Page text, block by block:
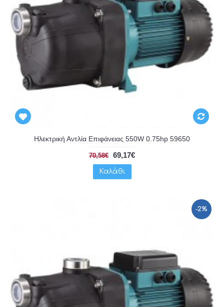
Ηλεκτρική Αντλία Επιφάνειας 550W 0.75hp 59650
70,58€ 69,17€
Καλάθι
-2%